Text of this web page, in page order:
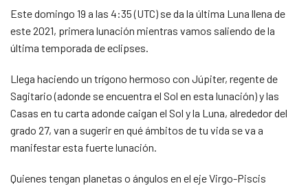
Este domingo 19 a las 4:35 (UTC) se da la última Luna llena de
este 2021, primera lunación mientras vamos saliendo de la
última temporada de eclipses.
Llega haciendo un trígono hermoso con Júpiter, regente de
Sagitario (adonde se encuentra el Sol en esta lunación) y las
Casas en tu carta adonde caigan el Sol y la Luna, alrededor del
grado 27, van a sugerir en qué ámbitos de tu vida se va a
manifestar esta fuerte lunación.
Quienes tengan planetas o ángulos en el eje Virgo-Piscis